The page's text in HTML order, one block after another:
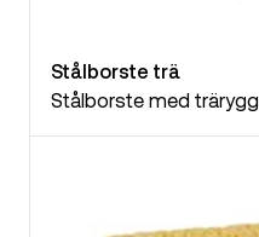
Stålborste trä
Stålborste med trärygg